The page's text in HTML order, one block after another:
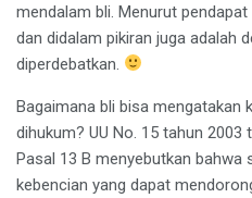
mendalam bli. Menurut
dan didalam pikiran juga adalah
diperdebatkan.
Bagaimana bli bisa mengatakan
dihukum? UU No. 15 tahun
Pasal 13 B menyebutkan bahwa
kebencian yang dapat